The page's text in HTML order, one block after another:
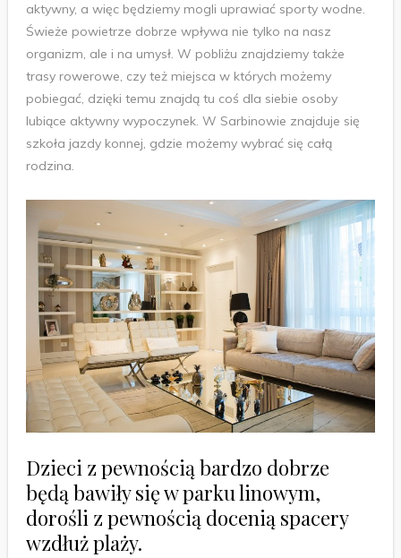
aktywny, a więc będziemy mogli uprawiać sporty wodne.
Świeże powietrze dobrze wpływa nie tylko na nasz
organizm, ale i na umysł. W pobliżu znajdziemy także
trasy rowerowe, czy też miejsca w których możemy
pobiegać, dzięki temu znajdą tu coś dla siebie osoby
lubiące aktywny wypoczynek. W Sarbinowie znajduje się
szkoła jazdy konnej, gdzie możemy wybrać się całą
rodzina.
Dzieci z pewnością bardzo dobrze
będą bawiły się w parku linowym,
dorośli z pewnością docenią spacery
wzdłuż plaży.